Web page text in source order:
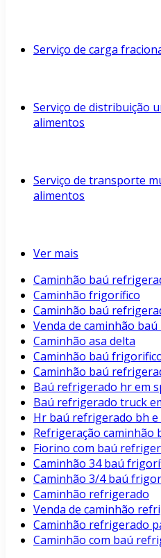
Serviço de carga
Serviço de distribuição
alimentos
Serviço de transporte
alimentos
Ver mais
Caminhão baú
Caminhão frigorífico
Caminhão baú
Venda de caminhão
Caminhão asa delta
Caminhão baú
Caminhão baú
Baú refrigerado hr em
Baú refrigerado truck
Hr baú refrigerado bh e
Refrigeração caminhão
Fiorino com baú
Caminhão 34 baú
Caminhão 3/4 baú
Caminhão refrigerado
Venda de caminhão
Caminhão refrigerado
Caminhão com baú